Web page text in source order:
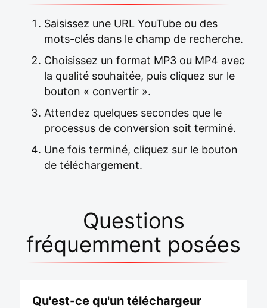
Saisissez une URL YouTube ou des
mots-clés dans le champ de recherche.
Choisissez un format MP3 ou MP4 avec
la qualité souhaitée, puis cliquez sur le
bouton « convertir ».
Attendez quelques secondes que le
processus de conversion soit terminé.
Une fois terminé, cliquez sur le bouton
de téléchargement.
Questions
fréquemment posées
Qu'est-ce qu'un téléchargeur